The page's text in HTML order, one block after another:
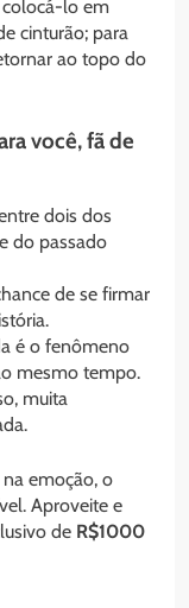
lo em
cinturão; para
ao topo do
você, fã de
dois dos
do passado
de se firmar
é o fenômeno
mesmo tempo.
muita
emoção, o
Aproveite e
de R$1000